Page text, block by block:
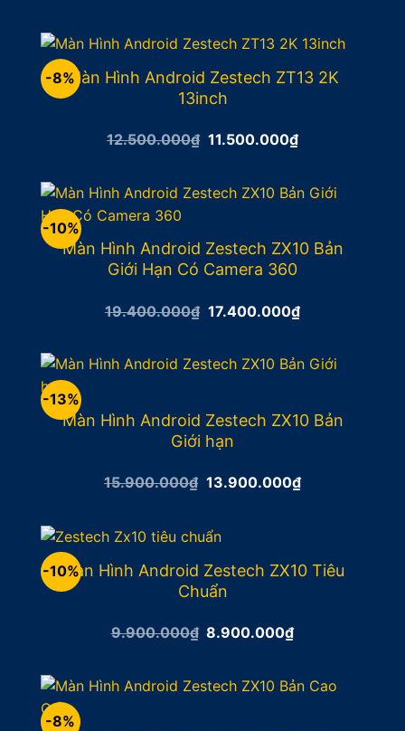
15.500.000₫.
-8%Màn Hình Android Zestech ZT13 2K
13inch
12.500.000₫ Giá
12.500.000₫.
11.500.000₫Giá
hiện
11.500.000₫.
-10%
Màn Hình Android Zestech ZX10 Bản
Giới Hạn Có Camera 360
19.400.000₫ Giá
19.400.000₫.
17.400.000₫Giá
hiện
17.400.000₫.
-13%
Màn Hình Android Zestech ZX10 Bản
Giới hạn
15.900.000₫ Giá
15.900.000₫.
13.900.000₫Giá
hiện
-10%Màn Hình Android Zestech ZX10 Tiêu
Chuẩn
9.900.000₫ Giá
9.900.000₫.
8.900.000₫Giá
là:
8.900.000₫.
-8%